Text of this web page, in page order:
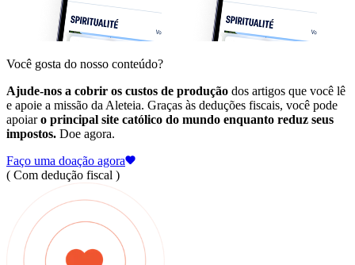
Você gosta do nosso conteúdo?
Ajude-nos a cobrir os custos de produção dos artigos que você lê
e apoie a missão da Aleteia. Graças às deduções fiscais, você pode
apoiaro principal site católico do mundo enquanto reduz seus
impostos. Doe agora.
Faço uma doação agora
( Com dedução fiscal )